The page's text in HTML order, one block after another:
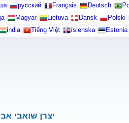
русский Français Deutsch
Magyar Lietuva Dansk Polski
india Tiếng Việt íslenska Estonia
יצרן שואבי